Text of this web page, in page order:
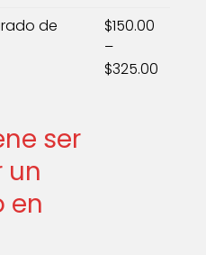
de
$150.00
–
$325.00
ser
un
en